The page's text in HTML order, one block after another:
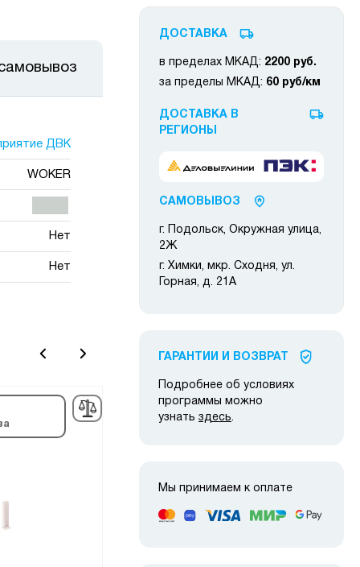
ДВК
WOKER
Нет
Нет
ДОСТАВКА
в пределах МКАД: 2200 руб.
за пределы МКАД: 60 руб/км
ДОСТАВКА В
РЕГИОНЫ
САМОВЫВОЗ
г. Подольск, Окружная улица,
2Ж
г. Химки, мкр. Сходня, ул.
Горная, д. 21А
ГАРАНТИИ И ВОЗВРАТ
Подробнее об условиях
программы можно
узнать здесь.
Мы принимаем к оплате